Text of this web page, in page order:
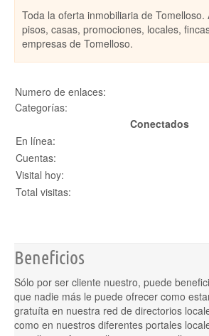
Toda la oferta inmobiliaria de Tomelloso.
pisos, casas, promociones, locales,
empresas de Tomelloso.
Numero de enlaces:
Categorías:
Conectados
En línea:
Cuentas:
Visital hoy:
Total visitas:
Beneficios
Sólo por ser cliente nuestro, puede
que nadie más le puede ofrecer como
gratuíta en nuestra red de directorios
como en nuestros diferentes portales